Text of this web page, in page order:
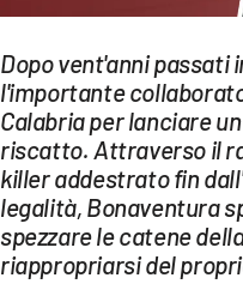
LAC ONAIR
LaC
Network
LACPLAY.IT
LACTV.IT
Dopo vent'anni
l'importante
Calabria per lanciare
riscatto. Attraverso il
killer addestrato fin
legalità, Bonaventura
spezzare le catene
riappropriarsi del